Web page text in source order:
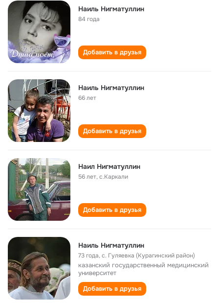
Наиль Нигматуллин
84 года
Добавить в друзья
Наиль Нигматуллин
66 лет
Добавить в друзья
Наил Нигматуллин
56 лет,с.Каркали
Добавить в друзья
Наиль Нигматуллин
73 года,с. Гуляевка (Курагинский район)
казанский государственный медицинский
университет
Добавить в друзья